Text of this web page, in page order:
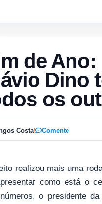
de
Dino
os
Costa/ Comente
realizou mais uma
como está o
o presidente